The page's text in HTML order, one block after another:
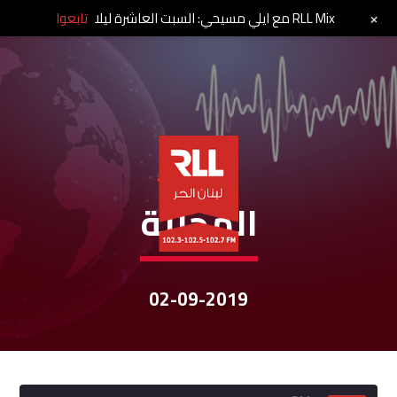
نشرات الأخبار
المحليّة
02-09-2019
RLL Mix مع ايلي مسيحي: السبت العاشرة ليلا تابعوا +